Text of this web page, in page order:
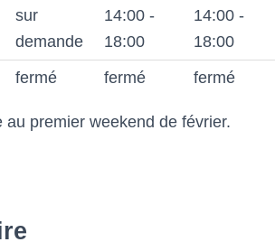
sur
demande
14:00 -
18:00
14:00 -
18:00
fermé fermé fermé
premier weekend de février.